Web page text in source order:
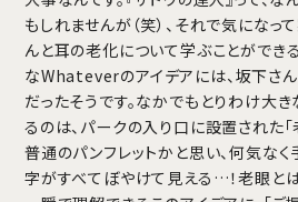
もしれませんが（笑）、それで気になっ
んと耳の老化について学ぶことができ
なWhateverのアイデアには、坂下さ
だったそうです。なかでもとりわけ大
るのは、パークの入り口に設置された「
普通のパンフレットかと思い、何気な
字がすべてぼやけて見える…！老眼と